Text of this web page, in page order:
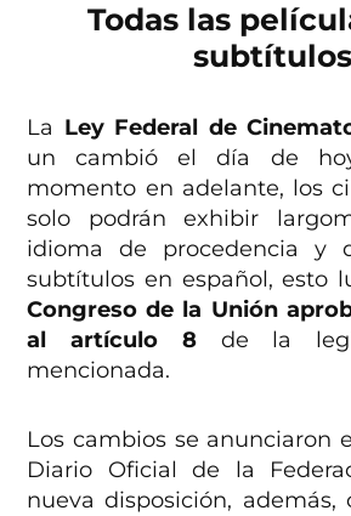
Todas las
subtítulos
La Ley Federal de
un cambió el día de
momento en adelante, los
solo podrán exhibir
idioma de procedencia y
subtítulos en español, esto
Congreso de la Unión
al artículo 8de la
mencionada.
Los cambios se anunciaron
Diario Oficial de la
nueva disposición, además,